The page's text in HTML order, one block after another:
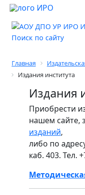
Поиск по сайту
Главная
Издания института
Издания
Приобрести
нашем сайте,
изданий,
либо по
каб. 403. Тел.